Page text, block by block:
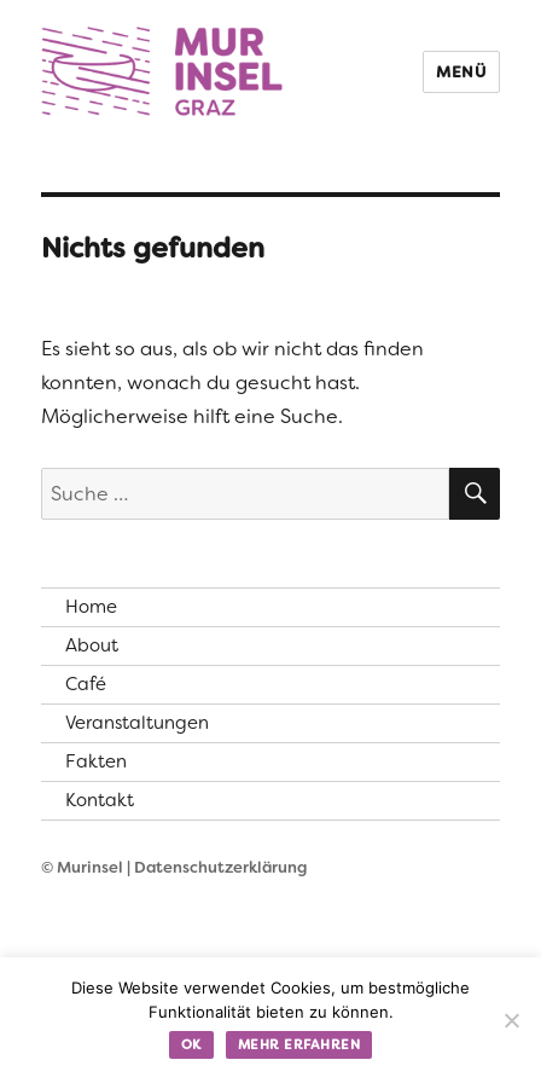
MENÜ
Nichts gefunden
Es sieht so aus, als ob wir nicht das finden
konnten, wonach du gesucht hast.
Möglicherweise hilft eine Suche.
Suche
nach:
Home
About
Café
Veranstaltungen
Fakten
Kontakt
© Murinsel | Datenschutzerklärung
Diese Website verwendet Cookies, um bestmögliche
Funktionalität bieten zu können.
OK MEHR ERFAHREN